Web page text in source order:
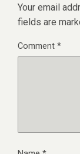
Your email
fields are
Comment*